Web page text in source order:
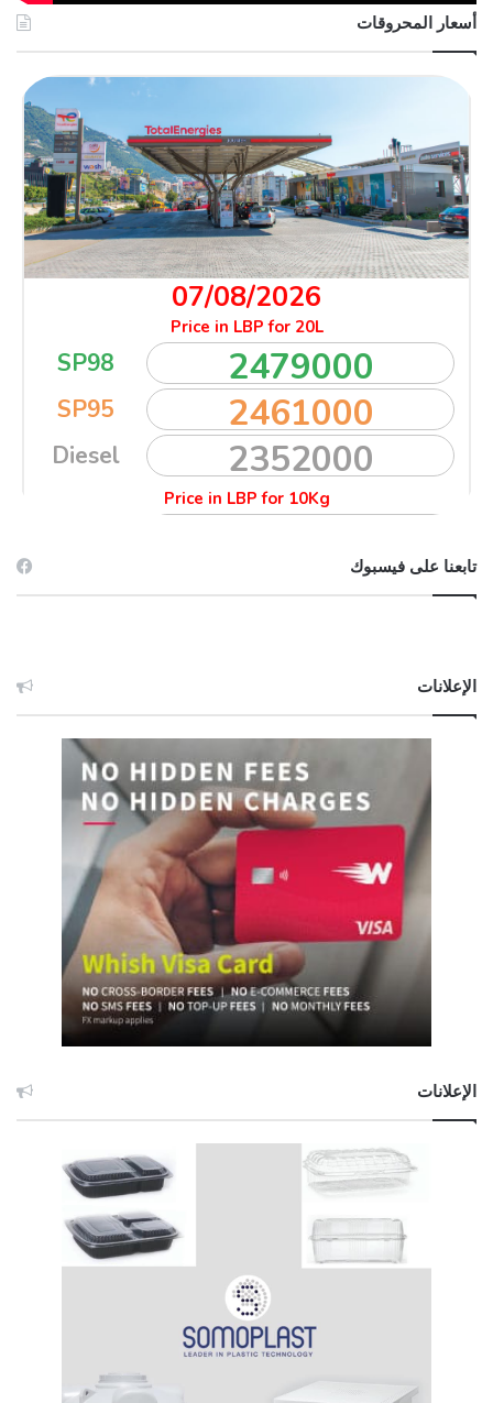
أسعار المحروقات
تابعنا على فيسبوك
الإعلانات
الإعلانات